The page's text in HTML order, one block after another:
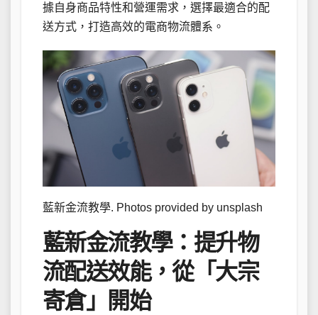
據自身商品特性和營運需求，選擇最適合的配
送方式，打造高效的電商物流體系。
藍新金流教學. Photos provided by unsplash
藍新金流教學：提升物
流配送效能，從「大宗
寄倉」開始